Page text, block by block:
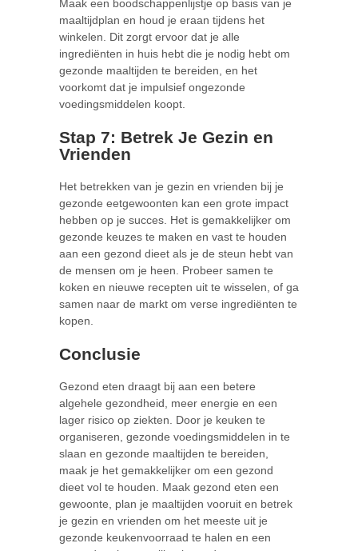
Maak een boodschappenlijstje op basis van je
maaltijdplan en houd je eraan tijdens het
winkelen. Dit zorgt ervoor dat je alle
ingrediënten in huis hebt die je nodig hebt om
gezonde maaltijden te bereiden, en het
voorkomt dat je impulsief ongezonde
voedingsmiddelen koopt.
Stap 7: Betrek Je Gezin en
Vrienden
Het betrekken van je gezin en vrienden bij je
gezonde eetgewoonten kan een grote impact
hebben op je succes. Het is gemakkelijker om
gezonde keuzes te maken en vast te houden
aan een gezond dieet als je de steun hebt van
de mensen om je heen. Probeer samen te
koken en nieuwe recepten uit te wisselen, of ga
samen naar de markt om verse ingrediënten te
kopen.
Conclusie
Gezond eten draagt bij aan een betere
algehele gezondheid, meer energie en een
lager risico op ziekten. Door je keuken te
organiseren, gezonde voedingsmiddelen in te
slaan en gezonde maaltijden te bereiden,
maak je het gemakkelijker om een gezond
dieet vol te houden. Maak gezond eten een
gewoonte, plan je maaltijden vooruit en betrek
je gezin en vrienden om het meeste uit je
gezonde keukenvoorraad te halen en een